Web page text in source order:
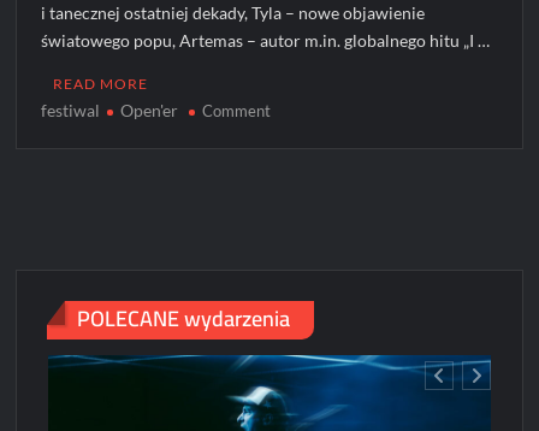
i tanecznej ostatniej dekady, Tyla – nowe objawienie
światowego popu, Artemas – autor m.in. globalnego hitu „I …
READ MORE
festiwal Open'er Commenton
POLECANE wydarzenia